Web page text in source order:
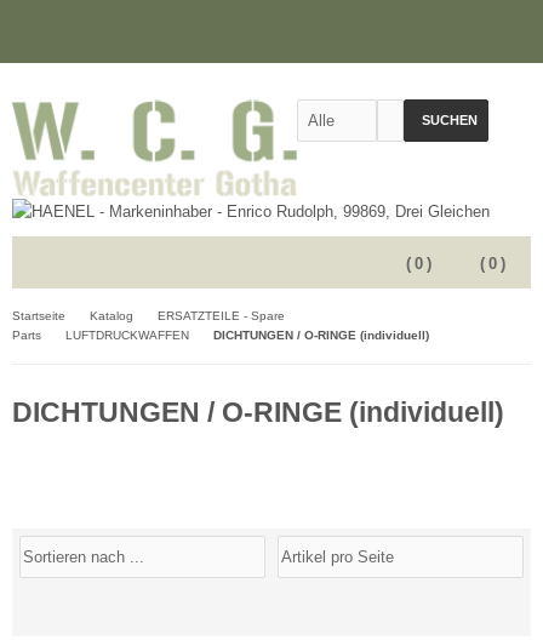
SUCHEN
( 0 )
( 0 )
Startseite Katalog
ERSATZTEILE - Spare
Parts
LUFTDRUCKWAFFEN DICHTUNGEN / O-RINGE (individuell)
DICHTUNGEN / O-RINGE (individuell)